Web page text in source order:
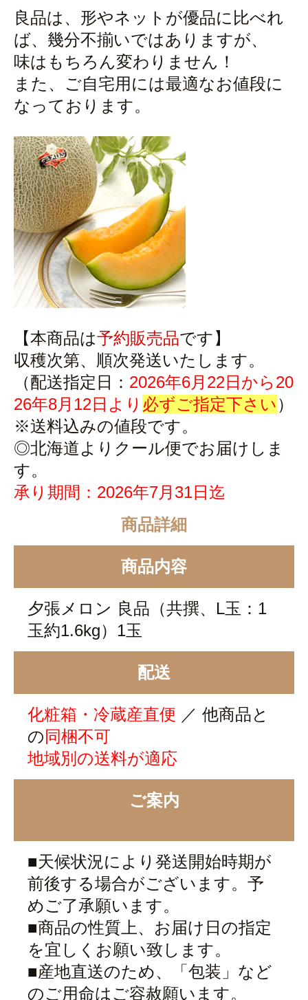
良品は、形やネットが優品に比べれ
ば、幾分不揃いではありますが、
味はもちろん変わりません！
また、ご自宅用には最適なお値段に
なっております。
【本商品は予約販売品です】
収穫次第、順次発送いたします。
（配送指定日： 2026年6月22日から20
26年8月12日より 必ずご指定下さい）
※送料込みの値段です。
◎北海道よりクール便でお届けしま
す。
承り期間：2026年7月31日迄
商品詳細
商品内容
夕張メロン 良品（共撰、L玉：1
玉約1.6kg）1玉
配送
化粧箱・冷蔵産直便 ／ 他商品と
の同梱不可
地域別の送料が適応
ご案内
■天候状況により発送開始時期が
前後する場合がございます。予
めご了承願います。
■商品の性質上、お届け日の指定
を宜しくお願い致します。
■産地直送のため、「包装」など
のご用命はご容赦願います。